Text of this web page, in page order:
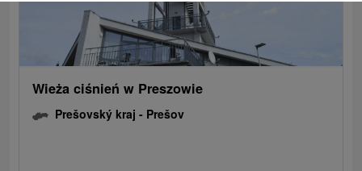
Wieża ciśnień w Preszowie
Prešovský kraj - Prešov